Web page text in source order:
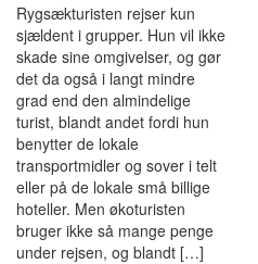
Rygsækturisten rejser kun
sjældent i grupper. Hun vil ikke
skade sine omgivelser, og gør
det da også i langt mindre
grad end den almindelige
turist, blandt andet fordi hun
benytter de lokale
transportmidler og sover i telt
eller på de lokale små billige
hoteller. Men økoturisten
bruger ikke så mange penge
under rejsen, og blandt […]